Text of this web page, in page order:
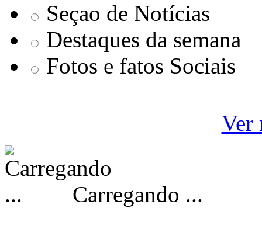
Seçao de Notícias
Destaques da semana
Fotos e fatos Sociais
Ver
Carregando ...